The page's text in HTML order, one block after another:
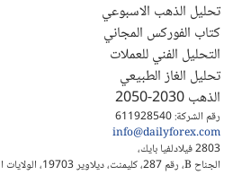
رقم الشركة: 611928540
info@dailyforex.com
2803 فيلادلفيا بايك،
الجناح B، رقم 287، كليمنت، ديلاوير 19703، الولايات المتحدة الأمريكية
تحليل الذهب الاسبوعي
كتاب الفوركس المجاني
التحليل الفني للعملات
تحليل الغاز الطبيعي
الذهب 2030-2050